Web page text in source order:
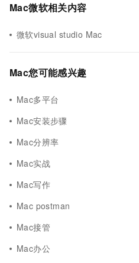
Mac微软相关内容
微软visual studio Mac
Mac您可能感兴趣
Mac多平台
Mac安装步骤
Mac分辨率
Mac实战
Mac写作
Mac postman
Mac接管
Mac办公